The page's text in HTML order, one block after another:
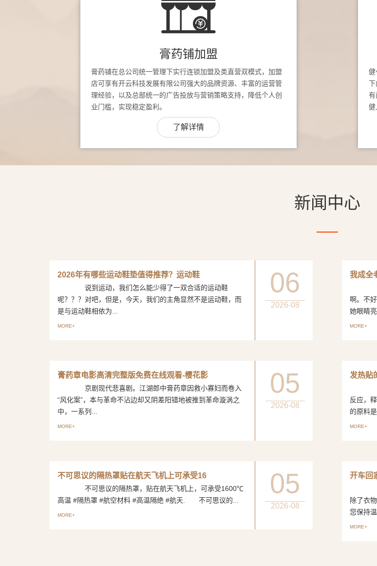
膏药铺加盟
膏药铺在总公司统一管理下实行连锁加盟及类直营双模式，加盟
店可享有开云科技发展有限公司强大的品牌资源、丰富的运营管
理经验，以及总部统一的广告投放与营销策略支持，降低个人创
业门槛，实现稳定盈利。
了解详情
健
下
有
健
新闻中心
2026年有哪些运动鞋垫值得推荐？运动鞋
说到运动，我们怎么能少得了一双合适的运动鞋
呢？？？对吧，但是，今天，我们的主角显然不是运动鞋，而
是与运动鞋相依为...
MORE+
06
2026-08
我成全
周临
啊。不
她眼睛亮
MORE+
膏药章电影高清完整版免费在线观看-樱花影
京剧现代悲喜剧。江湖郎中膏药章因救小寡妇而卷入
“风化案”，本与革命不沾边却又阴差阳错地被推到革命漩涡之
中，一系列...
MORE+
05
2026-08
发热贴
发热
反应，
的原料是
MORE+
不可思议的隔热罩贴在航天飞机上可承受16
不可思议的隔热罩，贴在航天飞机上，可承受1600℃
高温 #隔热罩 #航空材料 #高温隔绝 #航天. 不可思议的...
MORE+
05
2026-08
开车回
春节
除了衣
您保持温
MORE+